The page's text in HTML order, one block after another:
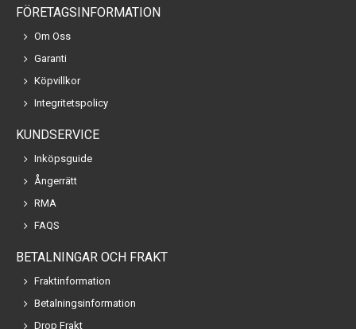
FÖRETAGSINFORMATION
Om Oss
Garanti
Köpvillkor
Integritetspolicy
KUNDSERVICE
Inköpsguide
Ångerrätt
RMA
FAQS
BETALNINGAR OCH FRAKT
Fraktinformation
Betalningsinformation
Drop Frakt